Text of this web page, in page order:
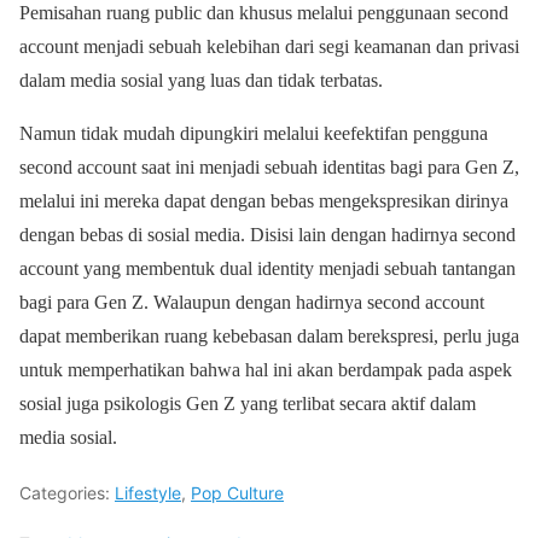
Pemisahan ruang public dan khusus melalui penggunaan second
account menjadi sebuah kelebihan dari segi keamanan dan privasi
dalam media sosial yang luas dan tidak terbatas.
Namun tidak mudah dipungkiri melalui keefektifan pengguna
second account saat ini menjadi sebuah identitas bagi para Gen Z,
melalui ini mereka dapat dengan bebas mengekspresikan dirinya
dengan bebas di sosial media. Disisi lain dengan hadirnya second
account yang membentuk dual identity menjadi sebuah tantangan
bagi para Gen Z. Walaupun dengan hadirnya second account
dapat memberikan ruang kebebasan dalam berekspresi, perlu juga
untuk memperhatikan bahwa hal ini akan berdampak pada aspek
sosial juga psikologis Gen Z yang terlibat secara aktif dalam
media sosial.
Categories: Lifestyle, Pop Culture